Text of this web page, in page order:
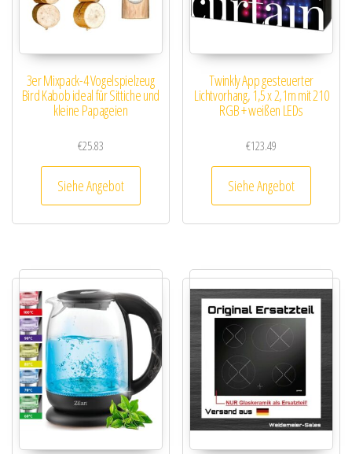
3er Mixpack-4 Vogelspielzeug
Bird Kabob ideal für Sittiche und
kleine Papageien
€25.83
Siehe Angebot
Twinkly App gesteuerter
Lichtvorhang, 1,5 x 2,1m mit 210
RGB + weißen LEDs
€123.49
Siehe Angebot